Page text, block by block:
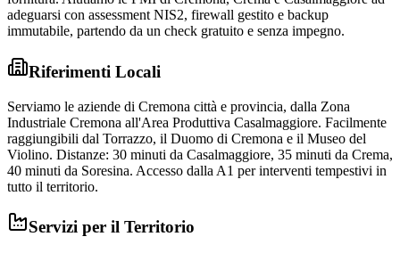
adeguarsi con assessment NIS2, firewall gestito e backup
immutabile, partendo da un check gratuito e senza impegno.
Riferimenti Locali
Serviamo le aziende di Cremona città e provincia, dalla Zona
Industriale Cremona all'Area Produttiva Casalmaggiore. Facilmente
raggiungibili dal Torrazzo, il Duomo di Cremona e il Museo del
Violino. Distanze: 30 minuti da Casalmaggiore, 35 minuti da Crema,
40 minuti da Soresina. Accesso dalla A1 per interventi tempestivi in
tutto il territorio.
Servizi per il Territorio